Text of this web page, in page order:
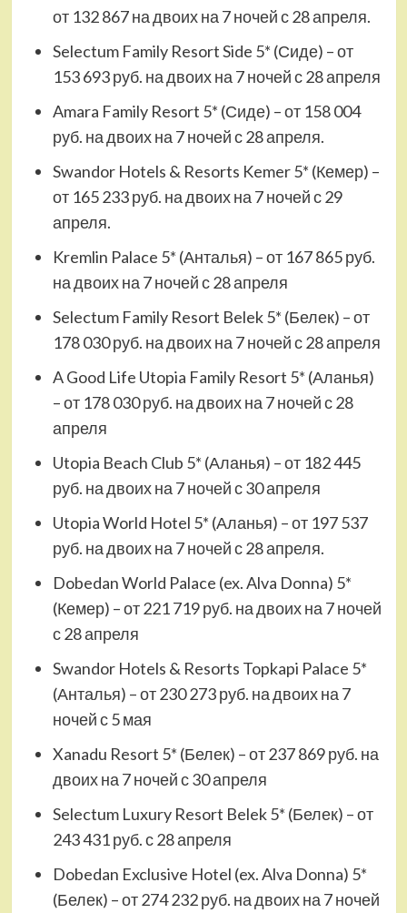
от 132 867 на двоих на 7 ночей с 28 апреля.
Selectum Family Resort Side 5* (Сиде) – от
153 693 руб. на двоих на 7 ночей с 28 апреля
Amara Family Resort 5* (Сиде) – от 158 004
руб. на двоих на 7 ночей с 28 апреля.
Swandor Hotels & Resorts Kemer 5* (Кемер) –
от 165 233 руб. на двоих на 7 ночей с 29
апреля.
Kremlin Palace 5* (Анталья) – от 167 865 руб.
на двоих на 7 ночей с 28 апреля
Selectum Family Resort Belek 5* (Белек) – от
178 030 руб. на двоих на 7 ночей с 28 апреля
A Good Life Utopia Family Resort 5* (Аланья)
– от 178 030 руб. на двоих на 7 ночей с 28
апреля
Utopia Beach Club 5* (Аланья) – от 182 445
руб. на двоих на 7 ночей с 30 апреля
Utopia World Hotel 5* (Аланья) – от 197 537
руб. на двоих на 7 ночей с 28 апреля.
Dobedan World Palace (ex. Alva Donna) 5*
(Кемер) – от 221 719 руб. на двоих на 7 ночей
с 28 апреля
Swandor Hotels & Resorts Topkapi Palace 5*
(Анталья) – от 230 273 руб. на двоих на 7
ночей с 5 мая
Xanadu Resort 5* (Белек) – от 237 869 руб. на
двоих на 7 ночей с 30 апреля
Selectum Luxury Resort Belek 5* (Белек) – от
243 431 руб. с 28 апреля
Dobedan Exclusive Hotel (ex. Alva Donna) 5*
(Белек) – от 274 232 руб. на двоих на 7 ночей